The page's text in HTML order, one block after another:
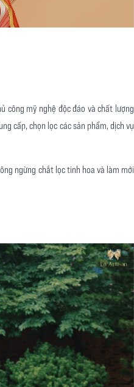
công mỹ nghệ độc đáo và chất lượng
cấp, chọn lọc các sản phẩm, dịch vụ
ngừng chắt lọc tinh hoa và làm mới